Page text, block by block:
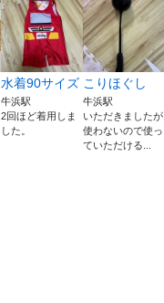
水着90サイズ
牛浜駅
2回ほど着用しま
した。
こりほぐし
牛浜駅
いただきましたが
使わないので使っ
ていただける...